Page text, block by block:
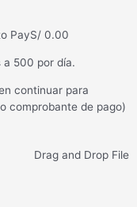
PayS/ 0.00
a 500 por día.
continuar para
comprobante de pago)
Drag and Drop File